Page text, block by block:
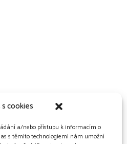
s cookies
a/nebo přístupu k informacím o
s těmito technologiemi nám umožní